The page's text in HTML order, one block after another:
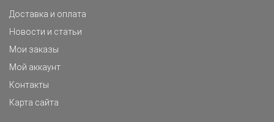
Доставка и оплата
Новости и статьи
Мои заказы
Мой аккаунт
Контакты
Карта сайта